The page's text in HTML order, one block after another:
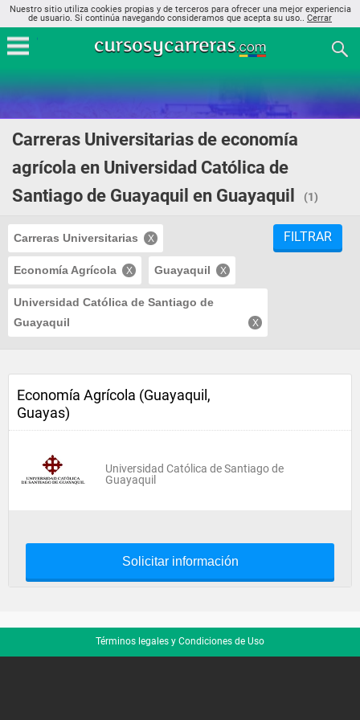
Nuestro sitio utiliza cookies propias y de terceros para ofrecer una mejor experiencia
de usuario. Si continúa navegando consideramos que acepta su uso.. Cerrar
Carreras Universitarias de economía
agrícola en Universidad Católica de
Santiago de Guayaquil en Guayaquil
(1)
Carreras Universitarias
Economía Agrícola Guayaquil
Universidad Católica de Santiago de
Guayaquil
FILTRAR
Economía Agrícola (Guayaquil,
Guayas)
Universidad Católica de Santiago de
Guayaquil
Solicitar información
Términos legales y Condiciones de Uso